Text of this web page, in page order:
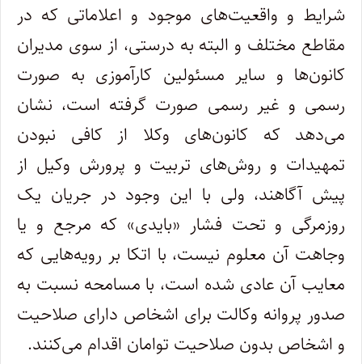
شرایط و واقعیت‌های موجود و اعلاماتی که در
مقاطع مختلف و البته به درستی، از سوی مدیران
کانون‌ها و سایر مسئولین کارآموزی به صورت
رسمی و غیر رسمی صورت گرفته است، نشان
می‌دهد که کانون‌های وکلا از کافی نبودن
تمهیدات و روش‌های تربیت و پرورش وکیل از
پیش آگاهند، ولی با این وجود در جریان یک
روزمرگی و تحت فشار «بایدی» که مرجع و یا
وجاهت آن معلوم نیست، با اتکا بر رویه‌هایی که
معایب آن عادی شده است، با مسامحه نسبت به
صدور پروانه وکالت برای اشخاص دارای صلاحیت
و اشخاص بدون صلاحیت توامان اقدام می‌کنند.